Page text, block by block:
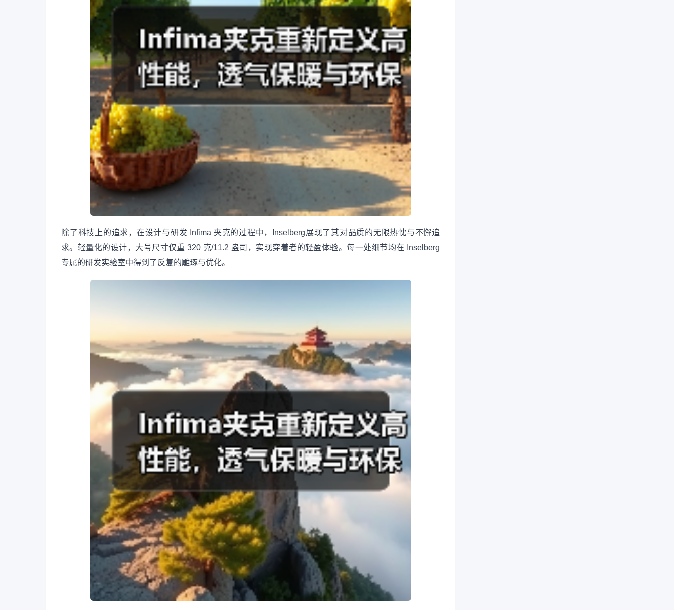
除了科技上的追求，在设计与研发 Infima 夹克的过程中，Inselberg展现了其对品质的无限热忱与不懈追
求。轻量化的设计，大号尺寸仅重 320 克/11.2 盎司，实现穿着者的轻盈体验。每一处细节均在 Inselberg
专属的研发实验室中得到了反复的雕琢与优化。